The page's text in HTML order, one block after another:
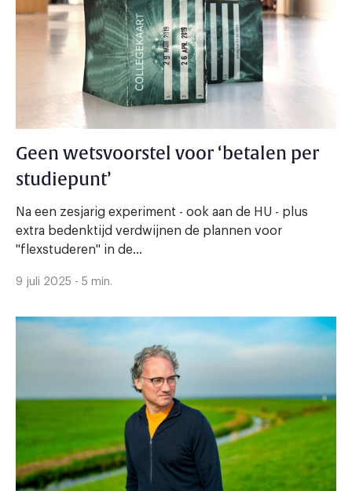
Geen wetsvoorstel voor ‘betalen per
studiepunt’
Na een zesjarig experiment - ook aan de HU - plus
extra bedenktijd verdwijnen de plannen voor
"flexstuderen" in de...
9 juli 2025 - 5 min.